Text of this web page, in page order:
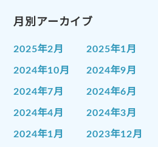
月別アーカイブ
2025年2月 2025年1月
2024年10月 2024年9月
2024年7月 2024年6月
2024年4月 2024年3月
2024年1月 2023年12月